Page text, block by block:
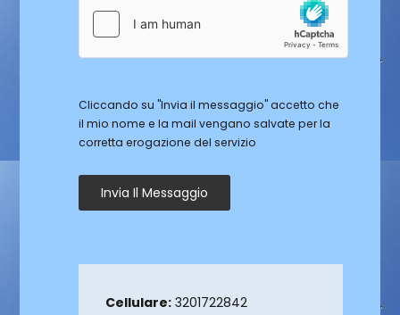
Cliccando su "Invia il messaggio" accetto che
il mio nome e la mail vengano salvate per la
corretta erogazione del servizio
Invia Il Messaggio
Cellulare: 3201722842